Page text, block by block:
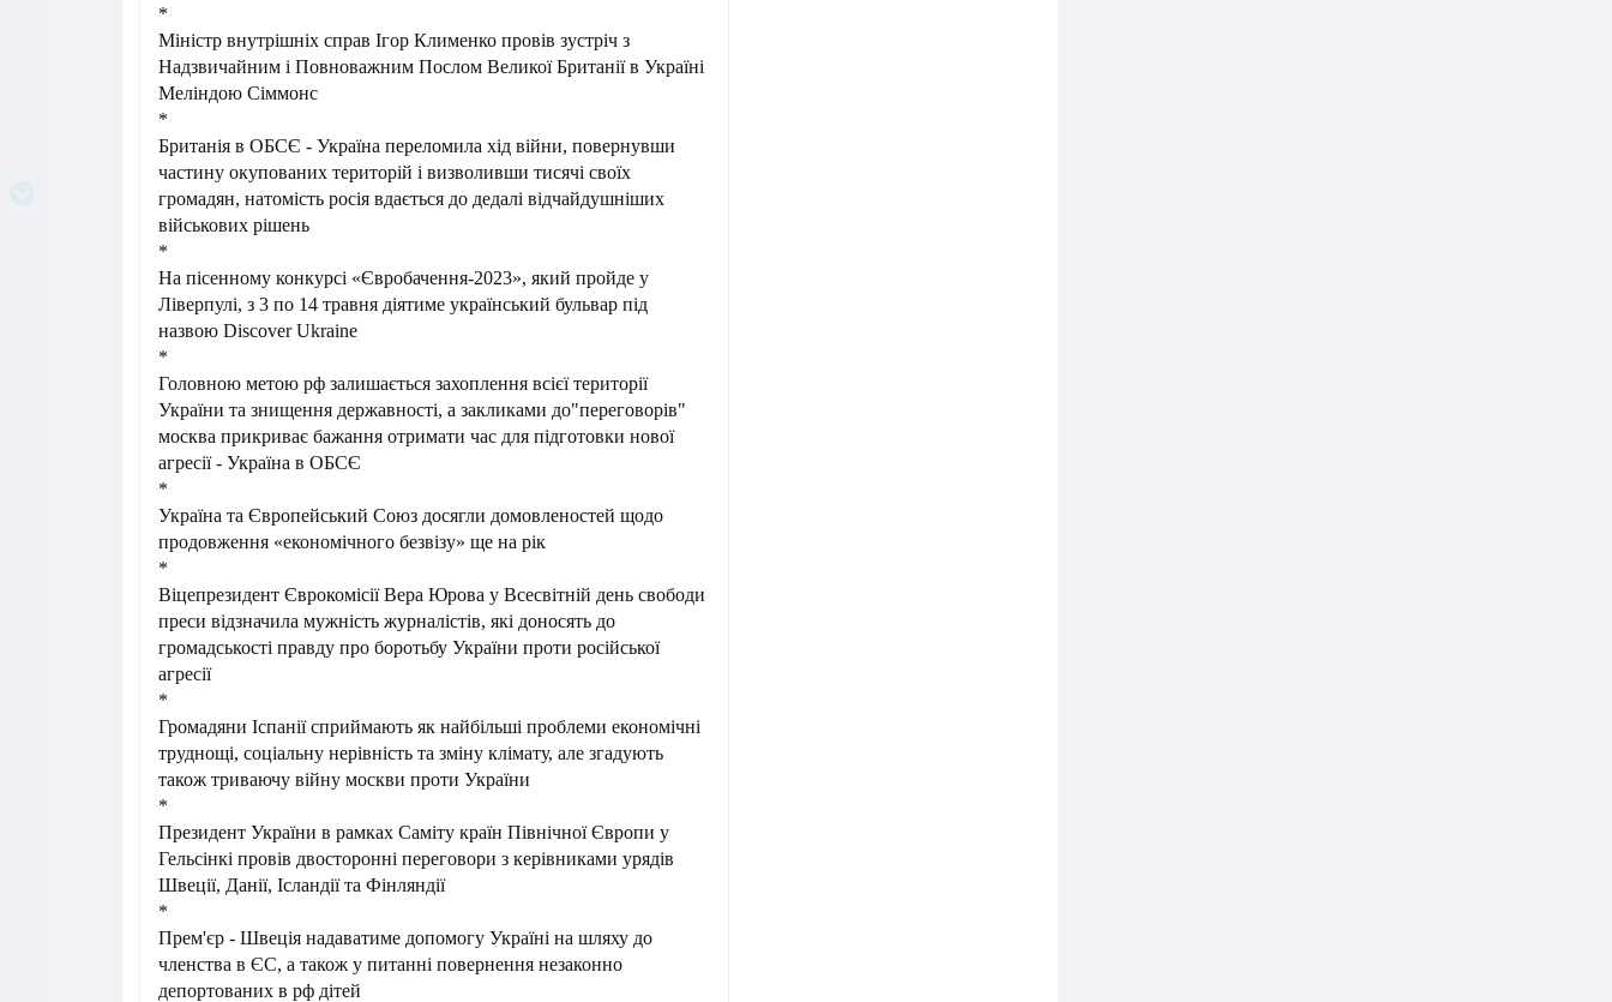
*
Міністр внутрішніх справ Ігор Клименко провів зустріч з
Надзвичайним і Повноважним Послом Великої Британії в Україні
Меліндою Сіммонс
*
Британія в ОБСЄ - Україна переломила хід війни, повернувши
частину окупованих територій і визволивши тисячі своїх
громадян, натомість росія вдається до дедалі відчайдушніших
військових рішень
*
На пісенному конкурсі «Євробачення-2023», який пройде у
Ліверпулі, з 3 по 14 травня діятиме український бульвар під
назвою Discover Ukraine
*
Головною метою рф залишається захоплення всієї території
України та знищення державності, а закликами до"переговорів"
москва прикриває бажання отримати час для підготовки нової
агресії - Україна в ОБСЄ
*
Україна та Європейський Союз досягли домовленостей щодо
продовження «економічного безвізу» ще на рік
*
Віцепрезидент Єврокомісії Вера Юрова у Всесвітній день свободи
преси відзначила мужність журналістів, які доносять до
громадськості правду про боротьбу України проти російської
агресії
*
Громадяни Іспанії сприймають як найбільші проблеми економічні
труднощі, соціальну нерівність та зміну клімату, але згадують
також триваючу війну москви проти України
*
Президент України в рамках Саміту країн Північної Європи у
Гельсінкі провів двосторонні переговори з керівниками урядів
Швеції, Данії, Ісландії та Фінляндії
*
Прем'єр - Швеція надаватиме допомогу Україні на шляху до
членства в ЄС, а також у питанні повернення незаконно
депортованих в рф дітей